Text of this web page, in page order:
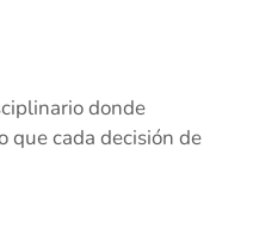
donde
que cada decisión de